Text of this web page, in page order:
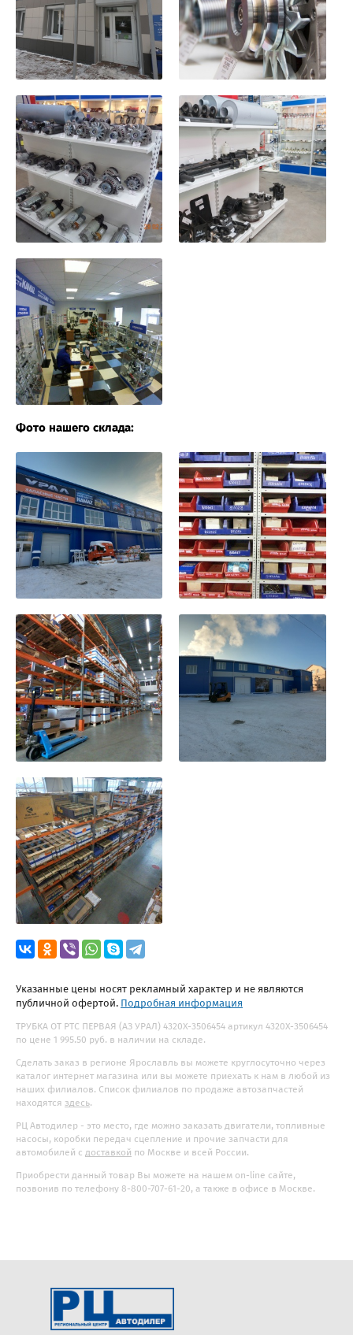
Фото нашего склада:
Указанные цены носят рекламный характер и не являются
публичной офертой. Подробная информация
ТРУБКА ОТ РТС ПЕРВАЯ (АЗ УРАЛ) 4320Х-3506454 артикул 4320Х-3506454
по цене 1 995.50 руб. в наличии на складе.
Сделать заказ в регионе Ярославль вы можете круглосуточно через
каталог интернет магазина или вы можете приехать к нам в любой из
наших филиалов. Список филиалов по продаже автозапчастей
находятся здесь.
РЦ Автодилер - это место, где можно заказать двигатели, топливные
насосы, коробки передач сцепление и прочие запчасти для
автомобилей с доставкой по Москве и всей России.
Приобрести данный товар Вы можете на нашем on-line сайте,
позвонив по телефону 8-800-707-61-20, а также в офисе в Москве.